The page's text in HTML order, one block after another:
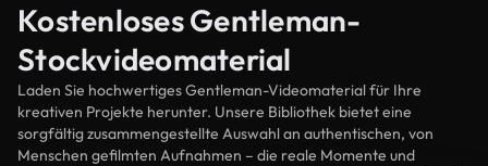
Kostenloses Gentleman-
Stockvideomaterial
Laden Sie hochwertiges Gentleman-Videomaterial für Ihre
kreativen Projekte herunter. Unsere Bibliothek bietet eine
sorgfältig zusammengestellte Auswahl an authentischen, von
Menschen gefilmten Aufnahmen – die reale Momente und